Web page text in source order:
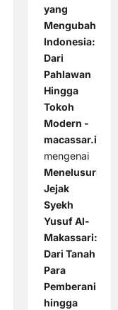
yang
Mengubah
Indonesia:
Dari
Pahlawan
Hingga
Tokoh
Modern -
macassar.id
mengenai
Menelusuri
Jejak
Syekh
Yusuf Al-
Makassari:
Dari Tanah
Para
Pemberani
hingga